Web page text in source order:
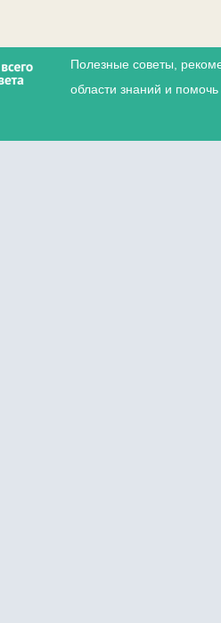
Полезные советы,
области знаний и